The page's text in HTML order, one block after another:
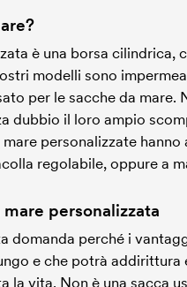
è una borsa
modelli sono
per le sacche da
dubbio il loro ampio
personalizzate
regolabile, oppure a
personalizzata
domanda perché i
e che potrà
la vita. Non è una sacca